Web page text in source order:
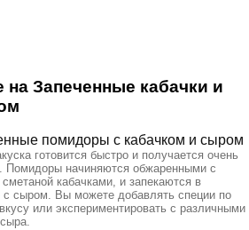
Запеченные кабачки и
помидоры с кабачком и сыром
готовится быстро и получается очень
Помидоры начиняются обжаренными с
кабачками, и запекаются в
с сыром. Вы можете добавлять специи по
или экспериментировать с различными